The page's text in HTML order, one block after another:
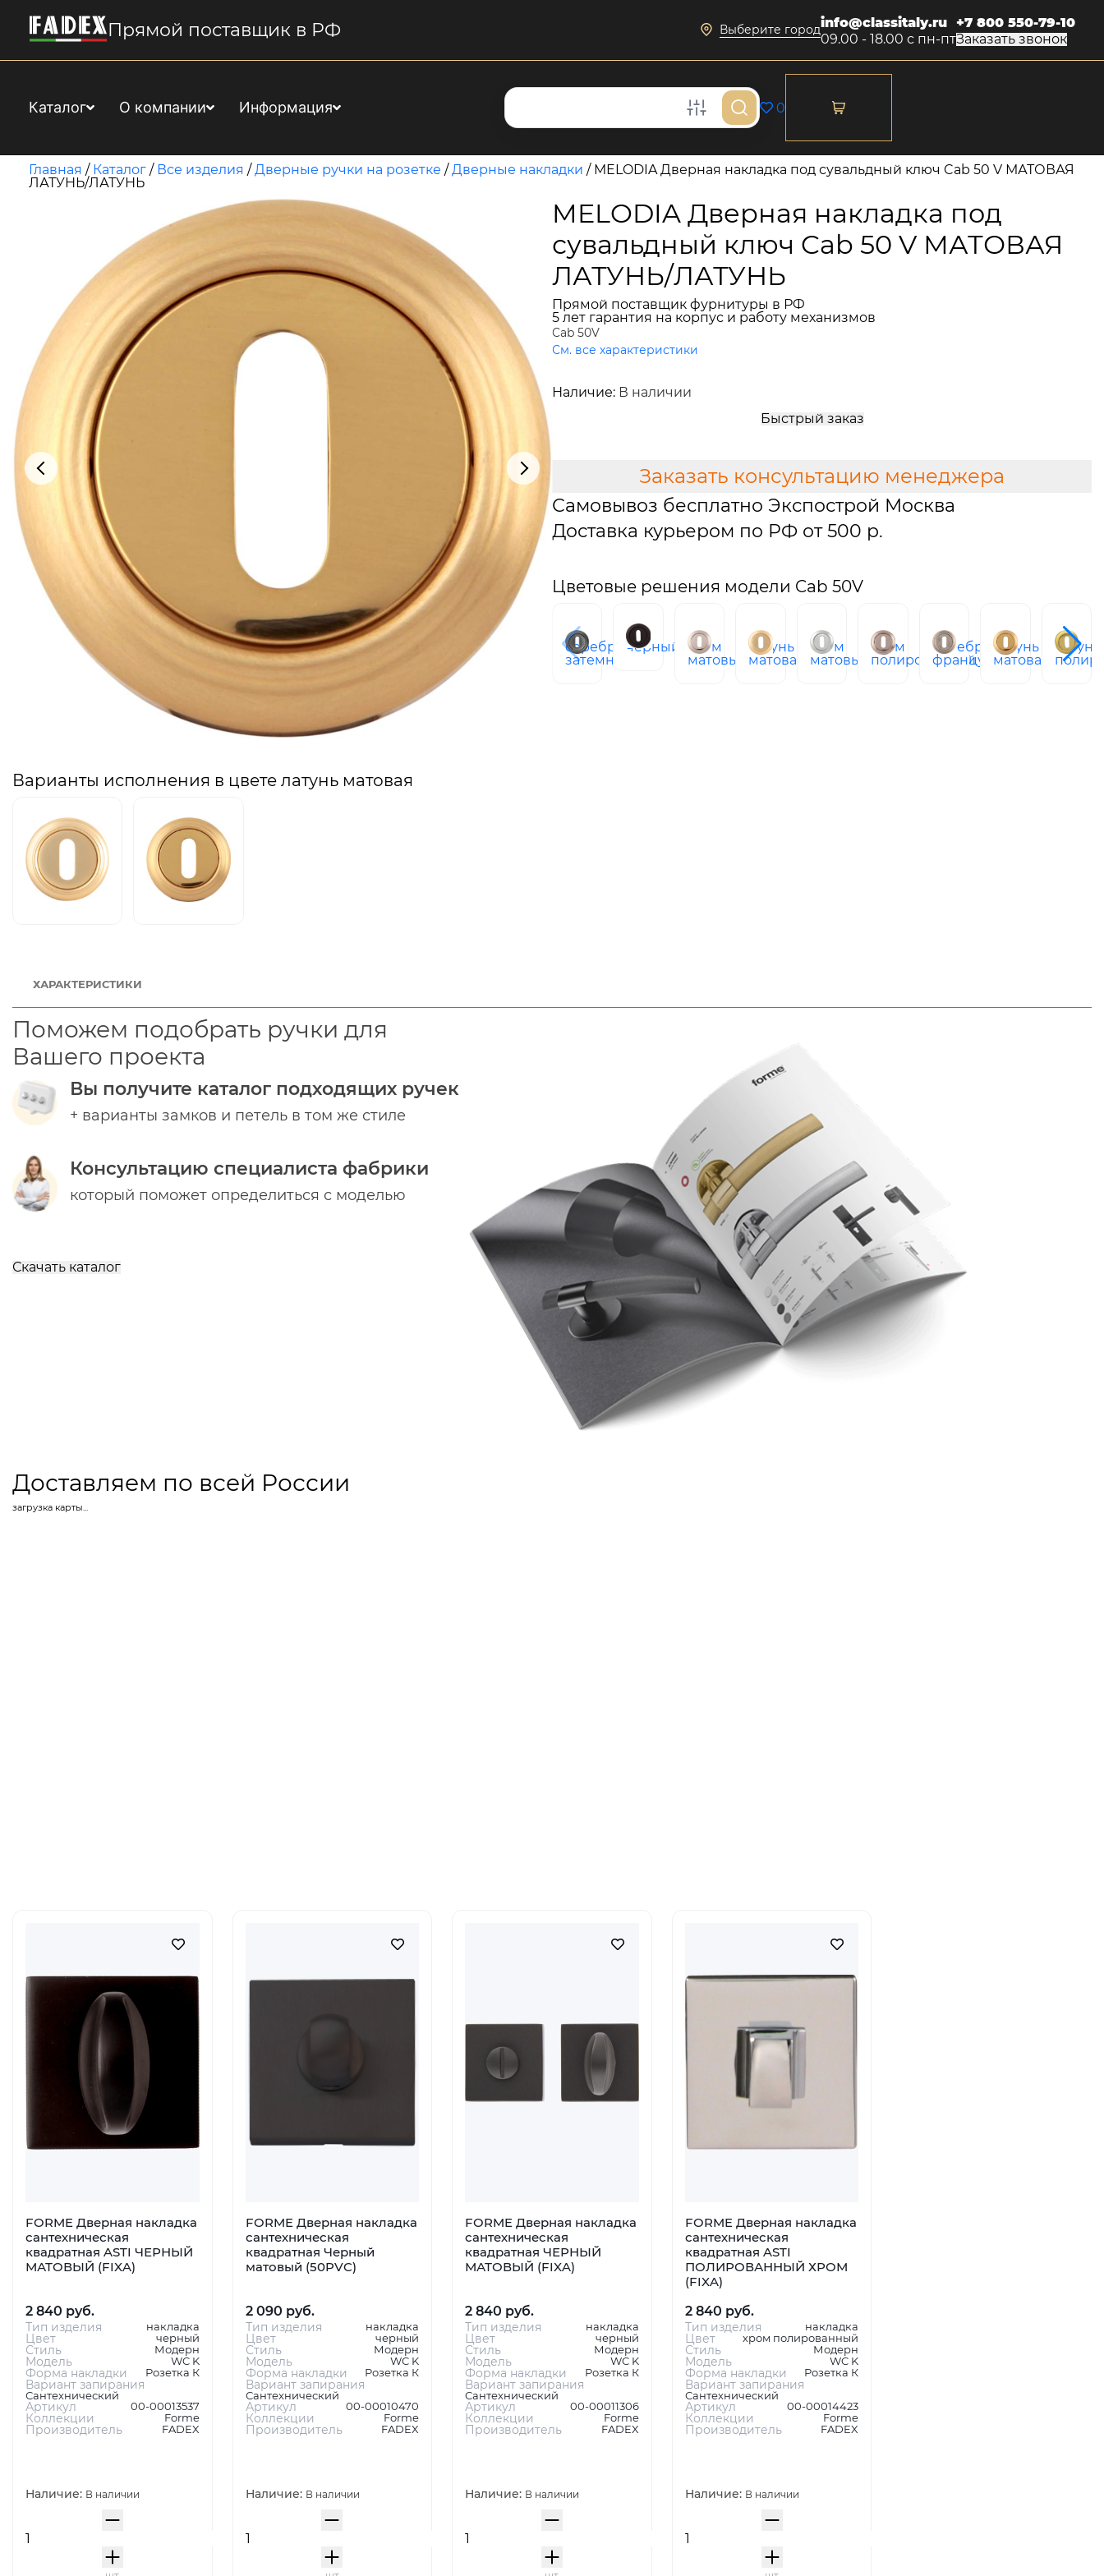
Прямой поставщик в РФ Выберите городinfo@classitaly.ru
09.00 - 18.00 с пн-пт
+7 800 550-79-10
Заказать звонок
Каталог О компании Информация 0
Главная / Каталог / Все изделия /Дверные ручки на розетке /Дверные накладки / MELODIA Дверная накладка под сувальдный ключ Cab 50 V МАТОВАЯ
ЛАТУНЬ/ЛАТУНЬ
MELODIA Дверная накладка под
сувальдный ключ Cab 50 V МАТОВАЯ
ЛАТУНЬ/ЛАТУНЬ
Прямой поставщик фурнитуры в РФ
5 лет гарантия на корпус и работу механизмов
Cab 50V
См. все характеристики
Наличие: В наличии
Быстрый заказ
Заказать консультацию менеджера
Самовывоз бесплатно Экспострой Москва
Доставка курьером по РФ от 500 р.
Цветовые решения модели Cab 50V
серебро
затемненное
черный
хром
матовый
латунь
матовая
хром
матовый
хром
полированный
серебро
французское
латунь
матовая
латунь
Варианты исполнения в цвете латунь матовая
ХАРАКТЕРИСТИКИ
Поможем подобрать ручки для
Вашего проекта
Вы получите каталог подходящих ручек
+ варианты замков и петель в том же стиле
Консультацию специалиста фабрики
который поможет определиться с моделью
Скачать каталог
Доставляем по всей России
загрузка карты...
FORME Дверная накладка
сантехническая
квадратная ASTI ЧЕРНЫЙ
МАТОВЫЙ (FIXA)
2 840 руб.
Тип изделия накладка
Цвет черный
Стиль Модерн
Модель WC K
Форма накладки Розетка К
Вариант запирания
Сантехнический
Артикул 00-00013537
Коллекции Forme
Производитель FADEX
Наличие: В наличии
FORME Дверная накладка
сантехническая
квадратная Черный
матовый (50PVC)
2 090 руб.
Тип изделия накладка
Цвет черный
Стиль Модерн
Модель WC K
Форма накладки Розетка К
Вариант запирания
Сантехнический
Артикул 00-00010470
Коллекции Forme
Производитель FADEX
Наличие: В наличии
FORME Дверная накладка
сантехническая
квадратная ЧЕРНЫЙ
МАТОВЫЙ (FIXA)
2 840 руб.
Тип изделия накладка
Цвет черный
Стиль Модерн
Модель WC K
Форма накладки Розетка К
Вариант запирания
Сантехнический
Артикул 00-00011306
Коллекции Forme
Производитель FADEX
Наличие: В наличии
FORME Дверная накладка
сантехническая
квадратная ASTI
ПОЛИРОВАННЫЙ ХРОМ
(FIXA)
2 840 руб.
Тип изделия накладка
Цвет хром полированный
Стиль Модерн
Модель WC K
Форма накладки Розетка К
Вариант запирания
Сантехнический
Артикул 00-00014423
Коллекции Forme
Производитель FADEX
Наличие: В наличии